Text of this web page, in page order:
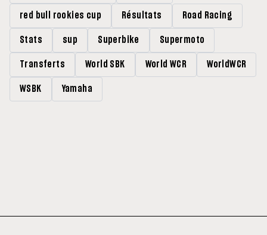
red bull rookies cup Résultats Road Racing
Stats sup Superbike Supermoto
Transferts World SBK World WCR WorldWCR
WSBK Yamaha